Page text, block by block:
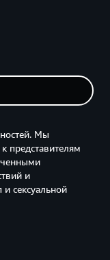
Мы
представителям
и
сексуальной